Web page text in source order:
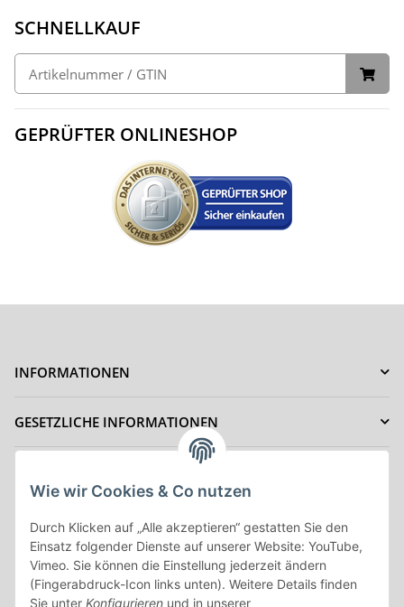
SCHNELLKAUF
GEPRÜFTER ONLINESHOP
INFORMATIONEN
GESETZLICHE INFORMATIONEN
ZAHLUNGSMÖGLICHKEITEN
Vertrag Widerrufen
Wie wir Cookies & Co nutzen
Durch Klicken auf „Alle akzeptieren“ gestatten Sie den
Einsatz folgender Dienste auf unserer Website: YouTube,
Vimeo. Sie können die Einstellung jederzeit ändern
(Fingerabdruck-Icon links unten). Weitere Details finden
Sie unter Konfigurieren und in unserer